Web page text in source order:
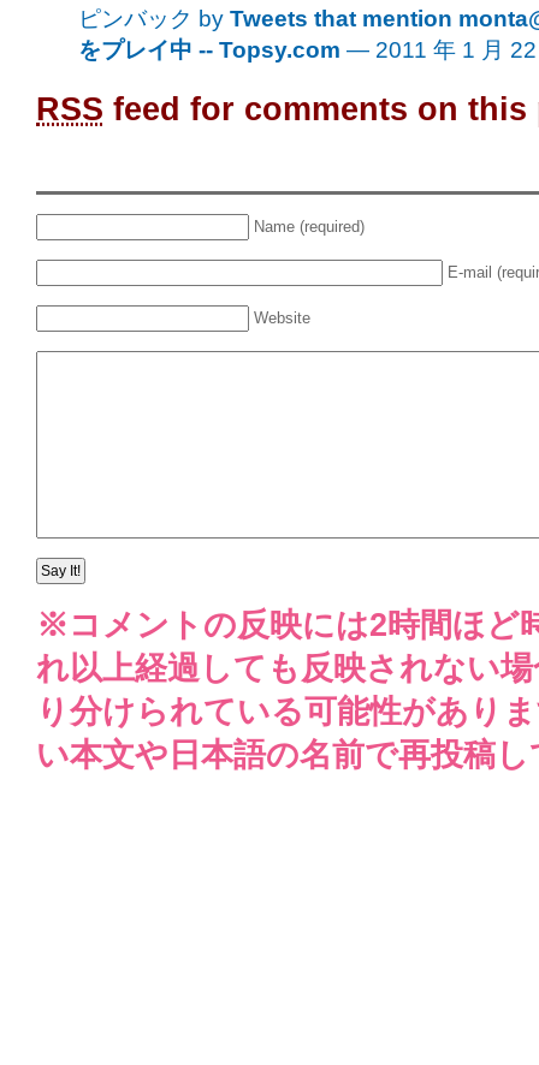
ピンバック by Tweets that mention
をプレイ中 -- Topsy.com — 2011 年 1 月
RSS feed for comments on this
Name (required)
E-mail
Website
※コメントの反映には2時間ほど
れ以上経過しても反映されない
り分けられている可能性があり
い本文や日本語の名前で再投稿